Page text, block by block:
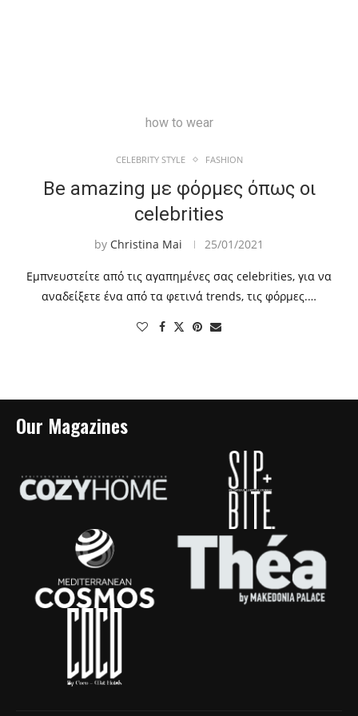
how to wear
CELEBRITY STYLE FASHION
Be amazing με φόρμες όπως οι
celebrities
by Christina Mai 25/01/2021
Εμπνευστείτε από τις αγαπημένες σας celebrities, για να
αναδείξετε ένα από τα φετινά trends, τις φόρμες.…
Our Magazines